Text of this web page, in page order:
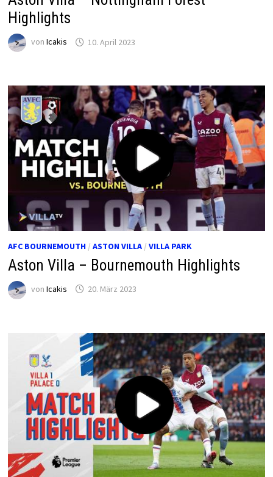
Highlights
von Icakis 10. April 2023
AFC BOURNEMOUTH/ ASTON VILLA/ VILLA PARK
Aston Villa – Bournemouth Highlights
von Icakis 20. März 2023